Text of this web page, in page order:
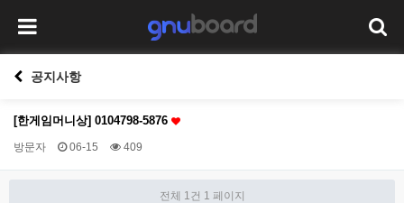
공지사항
[한​게임​머니​상] 01​04​79​8-​58​76
방문자 06-15 409
전체 1건 1 페이지